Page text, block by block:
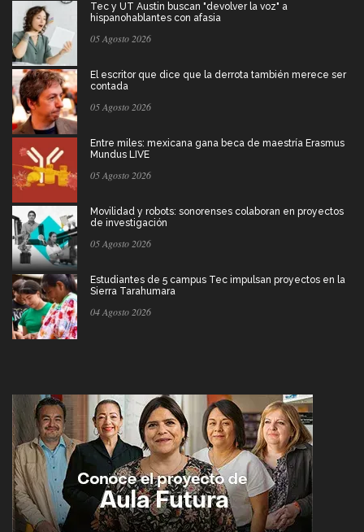
Tec y UT Austin buscan "devolver la voz" a
hispanohablantes con afasia
05 Agosto 2026
El escritor que dice que la derrota también merece ser
contada
05 Agosto 2026
Entre miles: mexicana gana beca de maestría Erasmus
Mundus LIVE
05 Agosto 2026
Movilidad y robots: sonorenses colaboran en proyectos
de investigación
05 Agosto 2026
Estudiantes de 5 campus Tec impulsan proyectos en la
Sierra Tarahumara
04 Agosto 2026